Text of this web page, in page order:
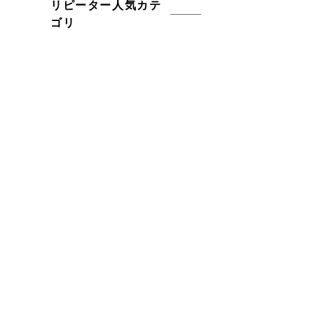
リピーター人気カテ
ゴリ